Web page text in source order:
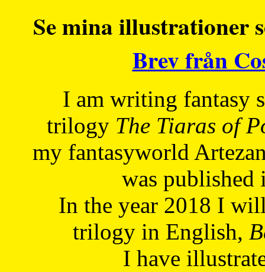
Se mina illustrationer
Brev från
I am writing fantasy
trilogy The Tiaras of
my fantasyworld
was published
In the year 2018 I
trilogy in English,
I have